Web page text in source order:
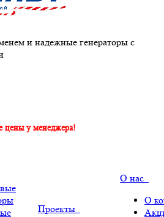
и надежные генераторы с
цены у менеджера!
Проекты
О нас
О